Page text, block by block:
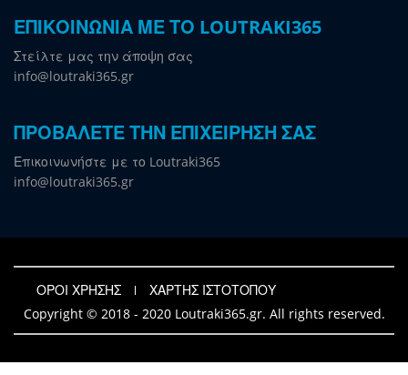
ΕΠΙΚΟΙΝΩΝΙΑ ΜΕ ΤΟ LOUTRAKI365
Στείλτε μας την άποψη σας
info@loutraki365.gr
ΠΡΟΒΑΛΕΤΕ ΤΗΝ ΕΠΙΧΕΙΡΗΣΗ ΣΑΣ
Επικοινωνήστε με το Loutraki365
info@loutraki365.gr
ΟΡΟΙ ΧΡΗΣΗΣ
ΧΑΡΤΗΣ ΙΣΤΟΤΟΠΟΥ
Copyright © 2018 - 2020 Loutraki365.gr. All rights reserved.